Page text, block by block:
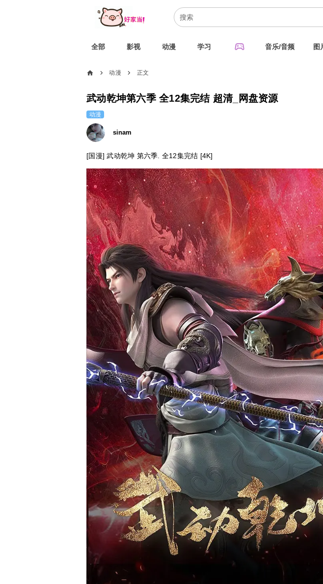
全部 影视 动漫 学习 sports_esports 音乐/音频 图
home chevron_right 动漫 chevron_right 正文
武动乾坤第六季 全12集完结 超清_网盘资源
动漫
sinam
[国漫] 武动乾坤 第六季. 全12集完结 [4K]